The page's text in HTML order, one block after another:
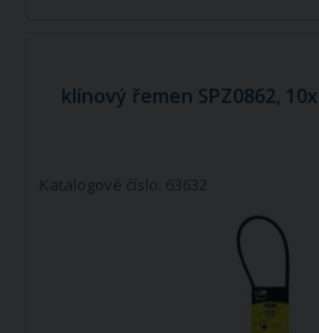
klínový řemen SPZ0862,
Katalogové číslo: 63632